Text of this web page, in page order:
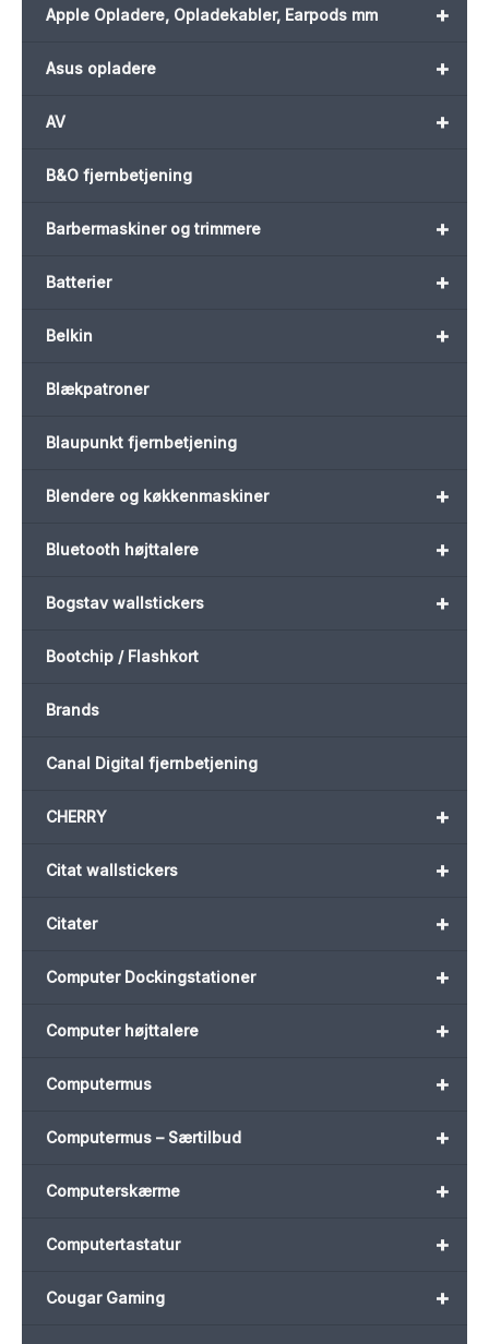
+
Apple Opladere, Opladekabler, Earpods mm
+
Asus opladere
+
AV
B&O fjernbetjening
+
Barbermaskiner og trimmere
+
Batterier
+
Belkin
Blækpatroner
Blaupunkt fjernbetjening
+
Blendere og køkkenmaskiner
+
Bluetooth højttalere
+
Bogstav wallstickers
Bootchip / Flashkort
Brands
Canal Digital fjernbetjening
+
CHERRY
+
Citat wallstickers
+
Citater
+
Computer Dockingstationer
+
Computer højttalere
+
Computermus
+
Computermus – Særtilbud
+
Computerskærme
+
Computertastatur
+
Cougar Gaming